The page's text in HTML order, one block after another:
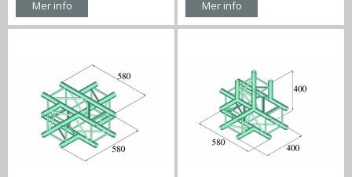
Mer info Mer info